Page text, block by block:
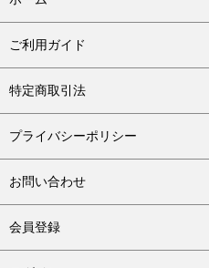
ご利用ガイド
特定商取引法
プライバシーポリシー
お問い合わせ
会員登録